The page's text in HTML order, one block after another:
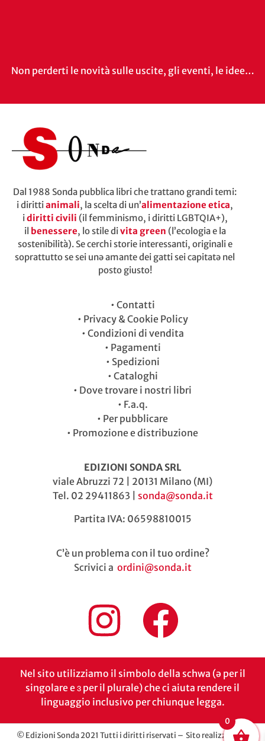
Non perderti le novità sulle uscite, gli eventi, le idee…
Dal 1988 Sonda pubblica libri che trattano grandi temi:
i dirittianimali, la scelta di un’alimentazione etica,
idiritti civili (il femminismo, i diritti LGBTQIA+),
il benessere, lo stile divita green (l’ecologia e la
sostenibilità). Se cerchi storie interessanti, originali e
soprattutto se sei unə amante dei gatti sei capitatə nel
posto giusto!
• Contatti
• Privacy & Cookie Policy
• Condizioni di vendita
• Pagamenti
• Spedizioni
• Cataloghi
• Dove trovare i nostri libri
• F.a.q.
• Per pubblicare
• Promozione e distribuzione
EDIZIONI SONDA SRL
viale Abruzzi 72 | 20131 Milano (MI)
Tel. 02 29411863 | sonda@sonda.it
Partita IVA: 06598810015
C’è un problema con il tuo ordine?
Scrivici a ordini@sonda.it
Nel sito utilizziamo il simbolo della schwa (ə per il
singolare e ɜ per il plurale) che ci aiuta rendere il
linguaggio inclusivo per chiunque legga.
© Edizioni Sonda 2021 Tutti i diritti riservati – Sito realizzato da
0